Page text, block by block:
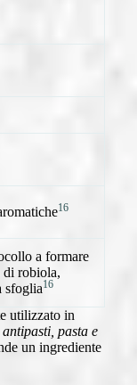
16
a formare
di robiola,
sfoglia16
utilizzato in
antipasti, pasta e
un ingrediente